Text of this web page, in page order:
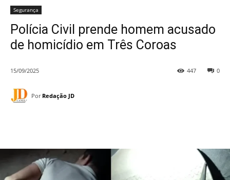
Segurança
Polícia Civil prende homem acusado
de homicídio em Três Coroas
15/09/2025 0
447
Por Redação JD